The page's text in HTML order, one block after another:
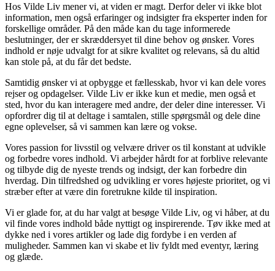
Hos Vilde Liv mener vi, at viden er magt. Derfor deler vi ikke blot
information, men også erfaringer og indsigter fra eksperter inden for
forskellige områder. På den måde kan du tage informerede
beslutninger, der er skræddersyet til dine behov og ønsker. Vores
indhold er nøje udvalgt for at sikre kvalitet og relevans, så du altid
kan stole på, at du får det bedste.
Samtidig ønsker vi at opbygge et fællesskab, hvor vi kan dele vores
rejser og opdagelser. Vilde Liv er ikke kun et medie, men også et
sted, hvor du kan interagere med andre, der deler dine interesser. Vi
opfordrer dig til at deltage i samtalen, stille spørgsmål og dele dine
egne oplevelser, så vi sammen kan lære og vokse.
Vores passion for livsstil og velvære driver os til konstant at udvikle
og forbedre vores indhold. Vi arbejder hårdt for at forblive relevante
og tilbyde dig de nyeste trends og indsigt, der kan forbedre din
hverdag. Din tilfredshed og udvikling er vores højeste prioritet, og vi
stræber efter at være din foretrukne kilde til inspiration.
Vi er glade for, at du har valgt at besøge Vilde Liv, og vi håber, at du
vil finde vores indhold både nyttigt og inspirerende. Tøv ikke med at
dykke ned i vores artikler og lade dig fordybe i en verden af
muligheder. Sammen kan vi skabe et liv fyldt med eventyr, læring
og glæde.